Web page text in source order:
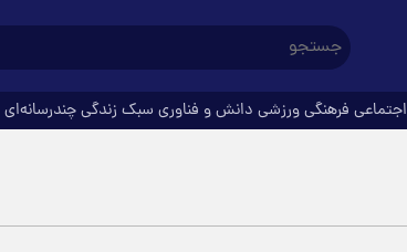
اجتماعی فرهنگیورزشی دانش و فناوری سبک زندگیچندرسانه‌ای